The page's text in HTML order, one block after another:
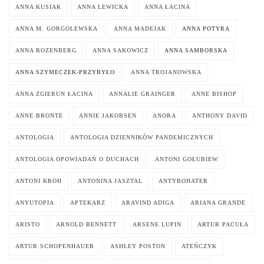
ANNA KUSIAK ANNA LEWICKA ANNA ŁACINA
ANNA M. GORGOLEWSKA ANNA MADEJAK ANNA POTYRA
ANNA ROZENBERG ANNA SAKOWICZ ANNA SAMBORSKA
ANNA SZYMECZEK-PRZYBYŁO ANNA TROJANOWSKA
ANNA ZGIERUN ŁACINA ANNALIE GRAINGER ANNE BISHOP
ANNE BRONTE ANNIE JAKOBSEN ANORA ANTHONY DAVID
ANTOLOGIA ANTOLOGIA DZIENNIKÓW PANDEMICZNYCH
ANTOLOGIA OPOWIADAŃ O DUCHACH ANTONI GOŁUBIEW
ANTONI KROH ANTONINA JASZTAL ANTYBOHATER
ANYUTOPIA APTEKARZ ARAVIND ADIGA ARIANA GRANDE
ARISTO ARNOLD BENNETT ARSENE LUPIN ARTUR PACUŁA
ARTUR SCHOPENHAUER ASHLEY POSTON ATEŃCZYK